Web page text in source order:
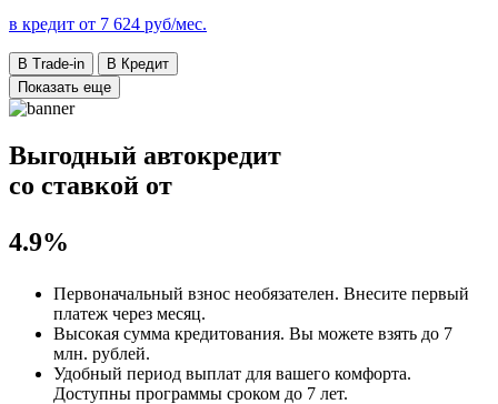
в кредит от 7 624 руб/мес.
В Trade-in
В Кредит
Показать еще
Выгодный автокредит
со ставкой от
4.9%
Первоначальный взнос необязателен. Внесите первый
платеж через месяц.
Высокая сумма кредитования. Вы можете взять до 7
млн. рублей.
Удобный период выплат для вашего комфорта.
Доступны программы сроком до 7 лет.